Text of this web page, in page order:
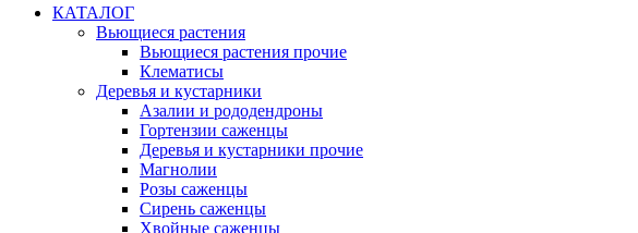
КАТАЛОГ
Вьющиеся растения
Вьющиеся растения прочие
Клематисы
Деревья и кустарники
Азалии и рододендроны
Гортензии саженцы
Деревья и кустарники прочие
Магнолии
Розы саженцы
Сирень саженцы
Хвойные саженцы